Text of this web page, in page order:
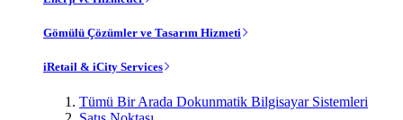
Gömülü Çözümler ve Tasarım Hizmeti
iRetail & iCity Services
Tümü Bir Arada Dokunmatik Bilgisayar Sistemleri